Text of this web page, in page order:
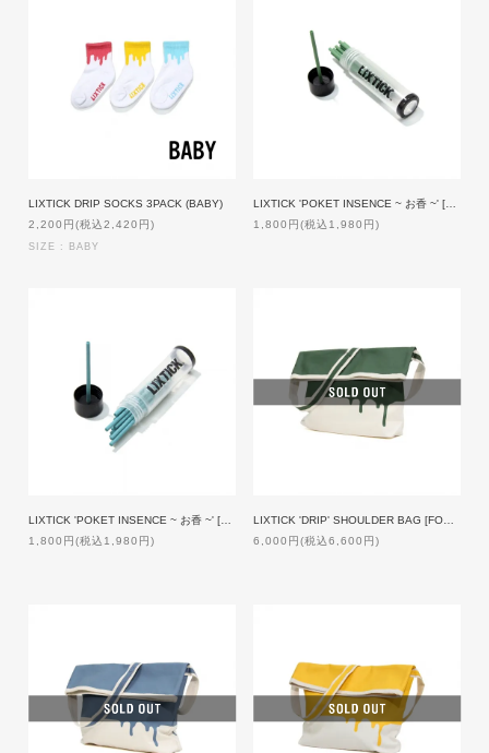
LIXTICK DRIP SOCKS 3PACK (BABY)
2,200円(税込2,420円)
SIZE : BABY
1,800円(税込1,980円)
1,800円(税込1,980円)
6,000円(税込6,600円)